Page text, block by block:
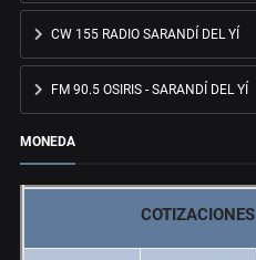
CW 155 RADIO SARANDÍ DEL YÍ
FM 90.5 OSIRIS - SARANDÍ DEL YÍ
MONEDA
COTIZACIONES